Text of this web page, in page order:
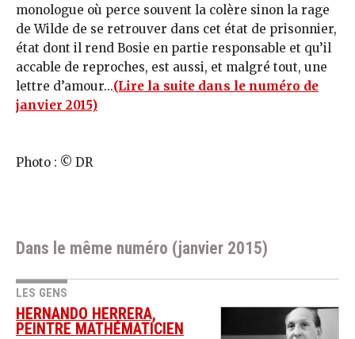
monologue où perce souvent la colère sinon la rage
de Wilde de se retrouver dans cet état de prisonnier,
état dont il rend Bosie en partie responsable et qu’il
accable de reproches, est aussi, et malgré tout, une
lettre d’amour...(Lire la suite dans le numéro de
janvier 2015)
Photo : © DR
Dans le même numéro (janvier 2015)
LES GENS
HERNANDO HERRERA,
PEINTRE MATHÉMATICIEN